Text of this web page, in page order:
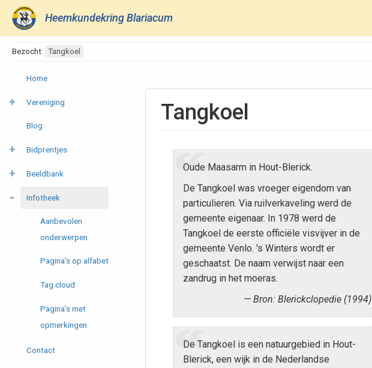
Heemkundekring Blariacum
Bezocht: Tangkoel
Home
Vereniging
Blog
Bidprentjes
Beeldbank
Infotheek
Aanbevolen
onderwerpen
Pagina's op alfabet
Tag cloud
Pagina's met
opmerkingen
Contact
Tangkoel
Oude Maasarm in Hout-Blerick.
De Tangkoel was vroeger eigendom van
particulieren. Via ruilverkaveling werd de
gemeente eigenaar. In 1978 werd de
Tangkoel de eerste officiële visvijver in de
gemeente Venlo. 's Winters wordt er
geschaatst. De naam verwijst naar een
zandrug in het moeras.
Bron: Blerickclopedie (1994)
De Tangkoel is een natuurgebied in Hout-
Blerick, een wijk in de Nederlandse